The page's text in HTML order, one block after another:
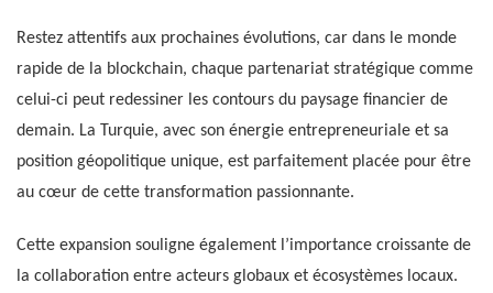
Restez attentifs aux prochaines évolutions, car dans le monde
rapide de la blockchain, chaque partenariat stratégique comme
celui-ci peut redessiner les contours du paysage financier de
demain. La Turquie, avec son énergie entrepreneuriale et sa
position géopolitique unique, est parfaitement placée pour être
au cœur de cette transformation passionnante.
Cette expansion souligne également l’importance croissante de
la collaboration entre acteurs globaux et écosystèmes locaux.